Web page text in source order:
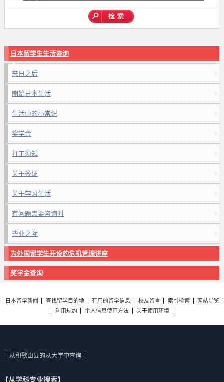
日本留学生生活咨询
来日之后
開始日本生活
生活中的小常识
奖学金
打工须知
关于签证
关于学习生活
有问题需要咨询时
毕业之际
为外国留学生开设的危机管理讲座
奖学金查询
日本留学新闻 查找留学目的地 有用的留学信息 校友留言 索引检索
网站导览
利用规约
个人信息使用方法 关于使用环境
从和歌山县的从大学中查询
【从学科专业搜索】